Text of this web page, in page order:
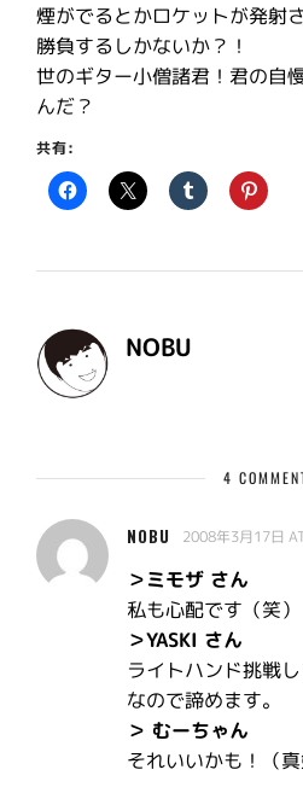
煙がでるとかロケットが発射
勝負するしかないか？！
世のギター小僧諸君！君の自
んだ？
共有:
NOBU
4
NOBU 2008年3月17日
＞ミモザ さん
私も心配です（笑）
＞YASKI さん
ライトハンド挑戦
なので諦めます。
＞ むーちゃん
それいいかも！（真